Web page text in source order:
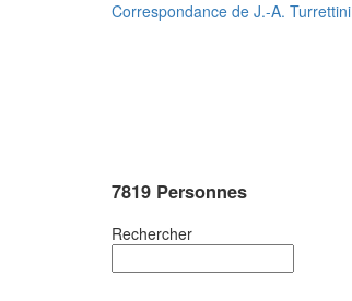
Correspondance de J.-A. Turrettini
7819 Personnes
Rechercher